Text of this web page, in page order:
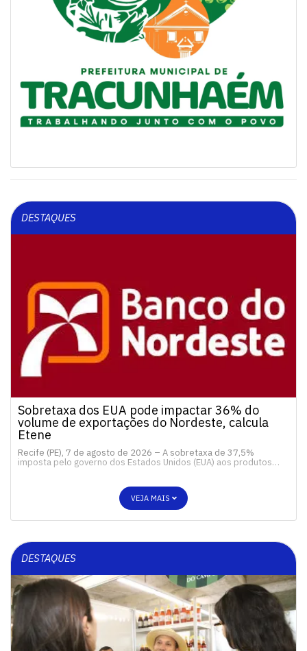
DESTAQUES
Sobretaxa dos EUA pode impactar 36% do
volume de exportações do Nordeste, calcula
Etene
Recife (PE), 7 de agosto de 2026 – A sobretaxa de 37,5%
imposta pelo governo dos Estados Unidos (EUA) aos produtos…
VEJA MAIS
DESTAQUES